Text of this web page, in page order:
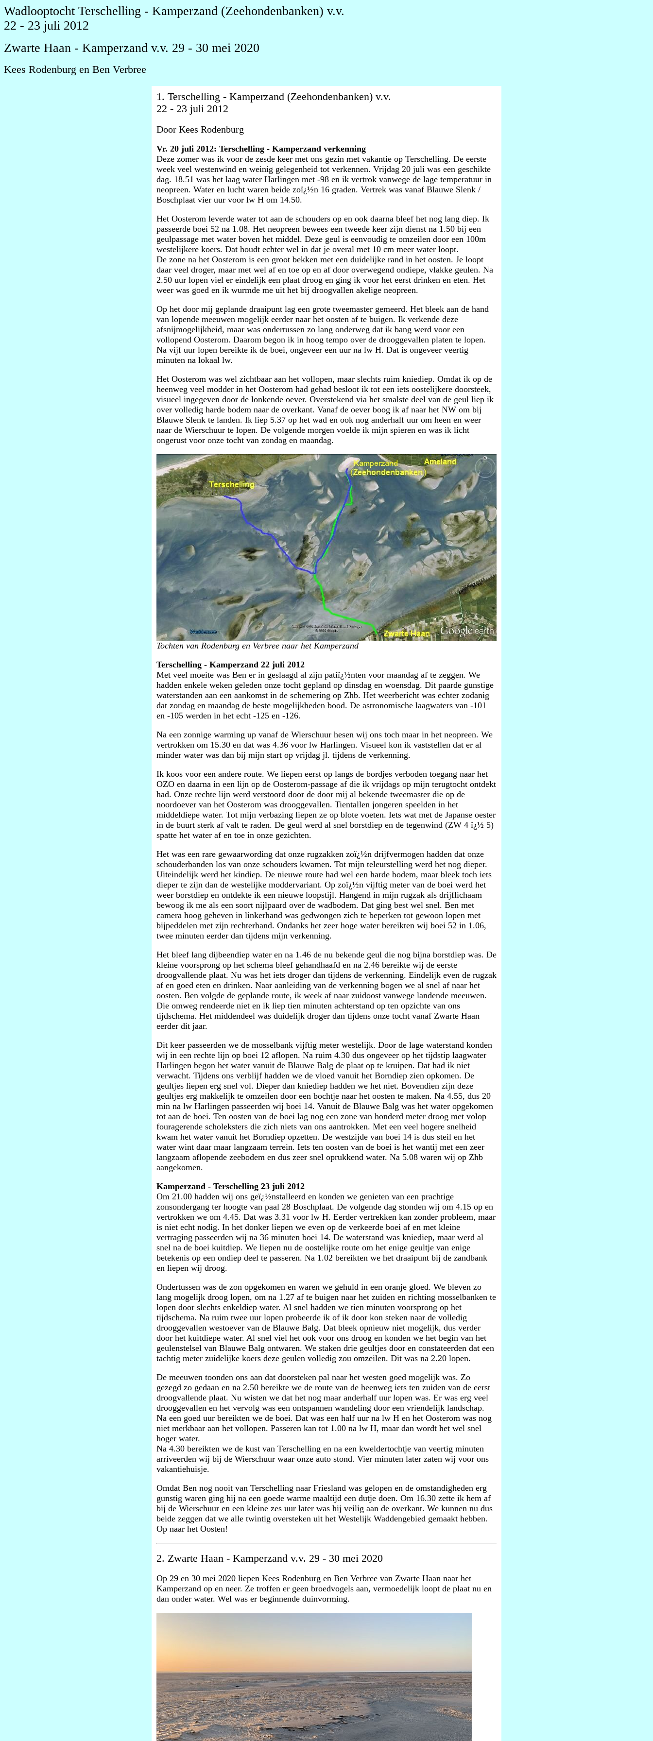
Wadlooptocht Terschelling - Kamperzand (Zeehondenbanken) v.v.
22 - 23 juli 2012
Zwarte Haan - Kamperzand v.v. 29 - 30 mei 2020
Kees Rodenburg en Ben Verbree
1. Terschelling - Kamperzand (Zeehondenbanken) v.v.
22 - 23 juli 2012
Door Kees Rodenburg
Vr. 20 juli 2012: Terschelling - Kamperzand verkenning
Deze zomer was ik voor de zesde keer met ons gezin met vakantie op Terschelling. De eerste
week veel westenwind en weinig gelegenheid tot verkennen. Vrijdag 20 juli was een geschikte
dag. 18.51 was het laag water Harlingen met -98 en ik vertrok vanwege de lage temperatuur in
neopreen. Water en lucht waren beide zoï¿½n 16 graden. Vertrek was vanaf Blauwe Slenk /
Boschplaat vier uur voor lw H om 14.50.
Het Oosterom leverde water tot aan de schouders op en ook daarna bleef het nog lang diep. Ik
passeerde boei 52 na 1.08. Het neopreen bewees een tweede keer zijn dienst na 1.50 bij een
geulpassage met water boven het middel. Deze geul is eenvoudig te omzeilen door een 100m
westelijkere koers. Dat houdt echter wel in dat je overal met 10 cm meer water loopt.
De zone na het Oosterom is een groot bekken met een duidelijke rand in het oosten. Je loopt
daar veel droger, maar met wel af en toe op en af door overwegend ondiepe, vlakke geulen. Na
2.50 uur lopen viel er eindelijk een plaat droog en ging ik voor het eerst drinken en eten. Het
weer was goed en ik wurmde me uit het bij droogvallen akelige neopreen.
Op het door mij geplande draaipunt lag een grote tweemaster gemeerd. Het bleek aan de hand
van lopende meeuwen mogelijk eerder naar het oosten af te buigen. Ik verkende deze
afsnijmogelijkheid, maar was ondertussen zo lang onderweg dat ik bang werd voor een
vollopend Oosterom. Daarom begon ik in hoog tempo over de drooggevallen platen te lopen.
Na vijf uur lopen bereikte ik de boei, ongeveer een uur na lw H. Dat is ongeveer veertig
minuten na lokaal lw.
Het Oosterom was wel zichtbaar aan het vollopen, maar slechts ruim kniediep. Omdat ik op de
heenweg veel modder in het Oosterom had gehad besloot ik tot een iets oostelijkere doorsteek,
visueel ingegeven door de lonkende oever. Overstekend via het smalste deel van de geul liep ik
over volledig harde bodem naar de overkant. Vanaf de oever boog ik af naar het NW om bij
Blauwe Slenk te landen. Ik liep 5.37 op het wad en ook nog anderhalf uur om heen en weer
naar de Wierschuur te lopen. De volgende morgen voelde ik mijn spieren en was ik licht
ongerust voor onze tocht van zondag en maandag.
Tochten van Rodenburg en Verbree naar het Kamperzand
Terschelling - Kamperzand 22 juli 2012
Met veel moeite was Ben er in geslaagd al zijn patiï¿½nten voor maandag af te zeggen. We
hadden enkele weken geleden onze tocht gepland op dinsdag en woensdag. Dit paarde gunstige
waterstanden aan een aankomst in de schemering op Zhb. Het weerbericht was echter zodanig
dat zondag en maandag de beste mogelijkheden bood. De astronomische laagwaters van -101
en -105 werden in het echt -125 en -126.
Na een zonnige warming up vanaf de Wierschuur hesen wij ons toch maar in het neopreen. We
vertrokken om 15.30 en dat was 4.36 voor lw Harlingen. Visueel kon ik vaststellen dat er al
minder water was dan bij mijn start op vrijdag jl. tijdens de verkenning.
Ik koos voor een andere route. We liepen eerst op langs de bordjes verboden toegang naar het
OZO en daarna in een lijn op de Oosterom-passage af die ik vrijdags op mijn terugtocht ontdekt
had. Onze rechte lijn werd verstoord door de door mij al bekende tweemaster die op de
noordoever van het Oosterom was drooggevallen. Tientallen jongeren speelden in het
middeldiepe water. Tot mijn verbazing liepen ze op blote voeten. Iets wat met de Japanse oester
in de buurt sterk af valt te raden. De geul werd al snel borstdiep en de tegenwind (ZW 4 ï¿½ 5)
spatte het water af en toe in onze gezichten.
Het was een rare gewaarwording dat onze rugzakken zoï¿½n drijfvermogen hadden dat onze
schouderbanden los van onze schouders kwamen. Tot mijn teleurstelling werd het nog dieper.
Uiteindelijk werd het kindiep. De nieuwe route had wel een harde bodem, maar bleek toch iets
dieper te zijn dan de westelijke moddervariant. Op zoï¿½n vijftig meter van de boei werd het
weer borstdiep en ontdekte ik een nieuwe loopstijl. Hangend in mijn rugzak als drijflichaam
bewoog ik me als een soort nijlpaard over de wadbodem. Dat ging best wel snel. Ben met
camera hoog geheven in linkerhand was gedwongen zich te beperken tot gewoon lopen met
bijpeddelen met zijn rechterhand. Ondanks het zeer hoge water bereikten wij boei 52 in 1.06,
twee minuten eerder dan tijdens mijn verkenning.
Het bleef lang dijbeendiep water en na 1.46 de nu bekende geul die nog bijna borstdiep was. De
kleine voorsprong op het schema bleef gehandhaafd en na 2.46 bereikte wij de eerste
droogvallende plaat. Nu was het iets droger dan tijdens de verkenning. Eindelijk even de rugzak
af en goed eten en drinken. Naar aanleiding van de verkenning bogen we al snel af naar het
oosten. Ben volgde de geplande route, ik week af naar zuidoost vanwege landende meeuwen.
Die omweg rendeerde niet en ik liep tien minuten achterstand op ten opzichte van ons
tijdschema. Het middendeel was duidelijk droger dan tijdens onze tocht vanaf Zwarte Haan
eerder dit jaar.
Dit keer passeerden we de mosselbank vijftig meter westelijk. Door de lage waterstand konden
wij in een rechte lijn op boei 12 aflopen. Na ruim 4.30 dus ongeveer op het tijdstip laagwater
Harlingen begon het water vanuit de Blauwe Balg de plaat op te kruipen. Dat had ik niet
verwacht. Tijdens ons verblijf hadden we de vloed vanuit het Borndiep zien opkomen. De
geultjes liepen erg snel vol. Dieper dan kniediep hadden we het niet. Bovendien zijn deze
geultjes erg makkelijk te omzeilen door een bochtje naar het oosten te maken. Na 4.55, dus 20
min na lw Harlingen passeerden wij boei 14. Vanuit de Blauwe Balg was het water opgekomen
tot aan de boei. Ten oosten van de boei lag nog een zone van honderd meter droog met volop
fouragerende scholeksters die zich niets van ons aantrokken. Met een veel hogere snelheid
kwam het water vanuit het Borndiep opzetten. De westzijde van boei 14 is dus steil en het
water wint daar maar langzaam terrein. Iets ten oosten van de boei is het wantij met een zeer
langzaam aflopende zeebodem en dus zeer snel oprukkend water. Na 5.08 waren wij op Zhb
aangekomen.
Kamperzand - Terschelling 23 juli 2012
Om 21.00 hadden wij ons geï¿½nstalleerd en konden we genieten van een prachtige
zonsondergang ter hoogte van paal 28 Boschplaat. De volgende dag stonden wij om 4.15 op en
vertrokken we om 4.45. Dat was 3.31 voor lw H. Eerder vertrekken kan zonder probleem, maar
is niet echt nodig. In het donker liepen we even op de verkeerde boei af en met kleine
vertraging passeerden wij na 36 minuten boei 14. De waterstand was kniediep, maar werd al
snel na de boei kuitdiep. We liepen nu de oostelijke route om het enige geultje van enige
betekenis op een ondiep deel te passeren. Na 1.02 bereikten we het draaipunt bij de zandbank
en liepen wij droog.
Ondertussen was de zon opgekomen en waren we gehuld in een oranje gloed. We bleven zo
lang mogelijk droog lopen, om na 1.27 af te buigen naar het zuiden en richting mosselbanken te
lopen door slechts enkeldiep water. Al snel hadden we tien minuten voorsprong op het
tijdschema. Na ruim twee uur lopen probeerde ik of ik door kon steken naar de volledig
drooggevallen westoever van de Blauwe Balg. Dat bleek opnieuw niet mogelijk, dus verder
door het kuitdiepe water. Al snel viel het ook voor ons droog en konden we het begin van het
geulenstelsel van Blauwe Balg ontwaren. We staken drie geultjes door en constateerden dat een
tachtig meter zuidelijke koers deze geulen volledig zou omzeilen. Dit was na 2.20 lopen.
De meeuwen toonden ons aan dat doorsteken pal naar het westen goed mogelijk was. Zo
gezegd zo gedaan en na 2.50 bereikte we de route van de heenweg iets ten zuiden van de eerst
droogvallende plaat. Nu wisten we dat het nog maar anderhalf uur lopen was. Er was erg veel
drooggevallen en het vervolg was een ontspannen wandeling door een vriendelijk landschap.
Na een goed uur bereikten we de boei. Dat was een half uur na lw H en het Oosterom was nog
niet merkbaar aan het vollopen. Passeren kan tot 1.00 na lw H, maar dan wordt het wel snel
hoger water.
Na 4.30 bereikten we de kust van Terschelling en na een kweldertochtje van veertig minuten
arriveerden wij bij de Wierschuur waar onze auto stond. Vier minuten later zaten wij voor ons
vakantiehuisje.
Omdat Ben nog nooit van Terschelling naar Friesland was gelopen en de omstandigheden erg
gunstig waren ging hij na een goede warme maaltijd een dutje doen. Om 16.30 zette ik hem af
bij de Wierschuur en een kleine zes uur later was hij veilig aan de overkant. We kunnen nu dus
beide zeggen dat we alle twintig oversteken uit het Westelijk Waddengebied gemaakt hebben.
Op naar het Oosten!
2. Zwarte Haan - Kamperzand v.v. 29 - 30 mei 2020
Op 29 en 30 mei 2020 liepen Kees Rodenburg en Ben Verbree van Zwarte Haan naar het
Kamperzand op en neer. Ze troffen er geen broedvogels aan, vermoedelijk loopt de plaat nu en
dan onder water. Wel was er beginnende duinvorming.